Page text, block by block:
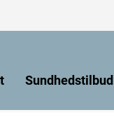
Sundhedstilbud